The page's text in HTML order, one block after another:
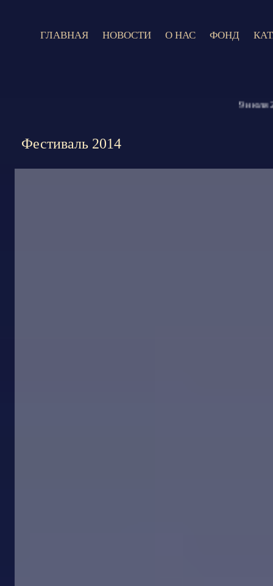
9 июля
ГЛАВНАЯ НОВОСТИ О НАС ФОНД
Фестиваль 2014